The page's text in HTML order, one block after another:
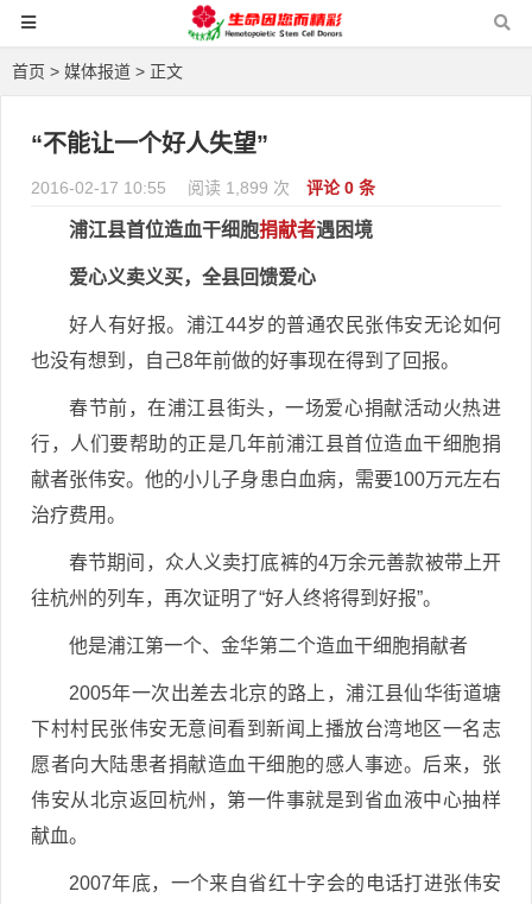
首页 > 媒体报道 > 正文
“不能让一个好人失望”
2016-02-17 10:55 阅读 1,899 次 评论 0 条
浦江县首位造血干细胞捐献者遇困境
爱心义卖义买，全县回馈爱心
好人有好报。浦江44岁的普通农民张伟安无论如何
也没有想到，自己8年前做的好事现在得到了回报。
春节前，在浦江县街头，一场爱心捐献活动火热进
行，人们要帮助的正是几年前浦江县首位造血干细胞捐
献者张伟安。他的小儿子身患白血病，需要100万元左右
治疗费用。
春节期间，众人义卖打底裤的4万余元善款被带上开
往杭州的列车，再次证明了“好人终将得到好报”。
他是浦江第一个、金华第二个造血干细胞捐献者
2005年一次出差去北京的路上，浦江县仙华街道塘
下村村民张伟安无意间看到新闻上播放台湾地区一名志
愿者向大陆患者捐献造血干细胞的感人事迹。后来，张
伟安从北京返回杭州，第一件事就是到省血液中心抽样
献血。
2007年底，一个来自省红十字会的电话打进张伟安